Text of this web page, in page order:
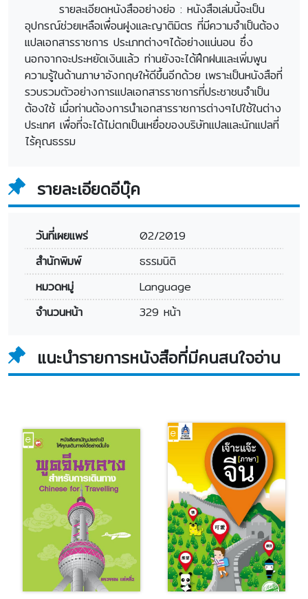
รายละเอียดหนังสืออย่างย่อ : หนังสือเล่มนี้จะเป็น
อุปกรณ์ช่วยเหลือเพื่อนฝูงและญาติมิตร ที่มีความจำเป็นต้อง
แปลเอกสารราชการ ประเภทต่างๆได้อย่างแน่นอน ซึ่ง
นอกจากจะประหยัดเงินแล้ว ท่านยังจะได้ฝึกฝนและเพิ่มพูน
ความรู้ในด้านภาษาอังกฤษให้ดีขึ้นอีกด้วย เพราะเป็นหนังสือที่
รวบรวมตัวอย่างการแปลเอกสารราชการที่ประชาชนจำเป็น
ต้องใช้ เมื่อท่านต้องการนำเอกสารราชการต่างๆไปใช้ในต่าง
ประเทศ เพื่อที่จะได้ไม่ตกเป็นเหยื่อของบริษัทแปลและนักแปลที่
ไร้คุณธรรม
รายละเอียดอีบุ๊ค
วันที่เผยแพร่
02/2019
สำนักพิมพ์
ธรรมนิติ
หมวดหมู่
Language
จำนวนหน้า
329 หน้า
แนะนำรายการหนังสือที่มีคนสนใจอ่าน